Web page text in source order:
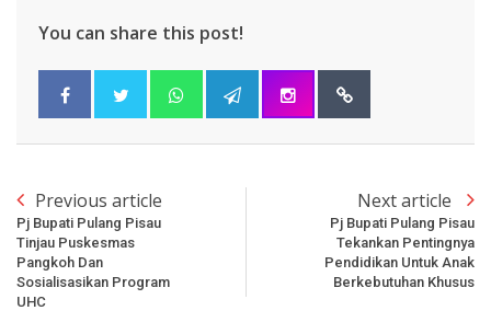
You can share this post!
Previous article
Pj Bupati Pulang Pisau
Tinjau Puskesmas
Pangkoh Dan
Sosialisasikan Program
UHC
Next article
Pj Bupati Pulang Pisau
Tekankan Pentingnya
Pendidikan Untuk Anak
Berkebutuhan Khusus